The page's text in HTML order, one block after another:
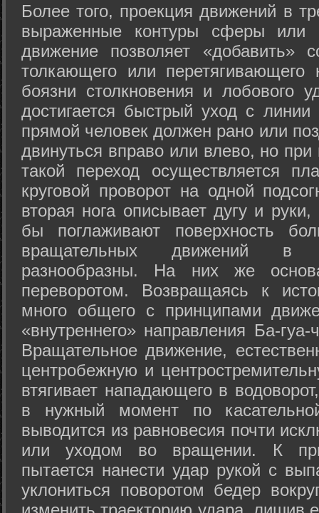
Более того, проекция движений в
выраженные контуры сферы или
движение позволяет «добавить»
толкающего или перетягивающего
боязни столкновения и лобового
достигается быстрый уход с
прямой человек должен рано или
двинуться вправо или влево, но
такой переход осуществляется
круговой проворот на одной
вторая нога описывает дугу и
бы поглаживают поверхность
вращательных движений в
разнообразны. На них же
переворотом. Возвращаясь к
много общего с принципами
«внутреннего» направления Ба-
Вращательное движение,
центробежную и
втягивает нападающего в
в нужный момент по
выводится из равновесия почти
или уходом во вращении. К
пытается нанести удар рукой с
уклониться поворотом бедер